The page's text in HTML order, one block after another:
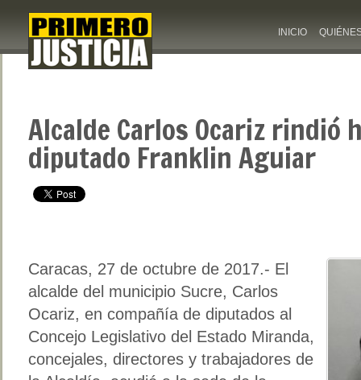
INICIO
Alcalde Carlos Ocariz rindió
diputado Franklin Aguiar
Caracas, 27 de octubre de 2017.- El
alcalde del municipio Sucre, Carlos
Ocariz, en compañía de diputados al
Concejo Legislativo del Estado Miranda,
concejales, directores y trabajadores de